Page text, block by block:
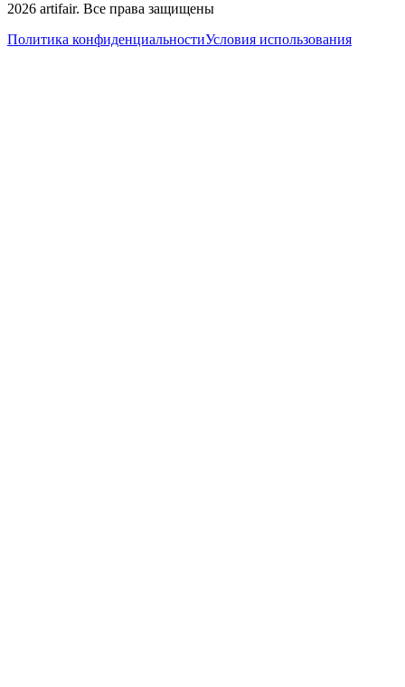
2026 artifair. Все права защищены
Политика конфиденциальностиУсловия использования